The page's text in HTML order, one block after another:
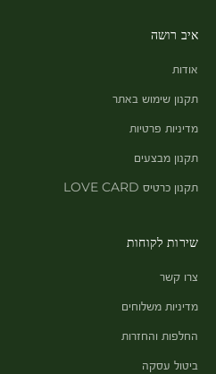
איב רושה
אודות
תקנון שימוש באתר
מדיניות פרטיות
תקנון מבצעים
תקנון כרטיס LOVE CARD
שירות לקוחות
צרו קשר
מדיניות משלוחים
החלפות והחזרות
ביטול עסקה